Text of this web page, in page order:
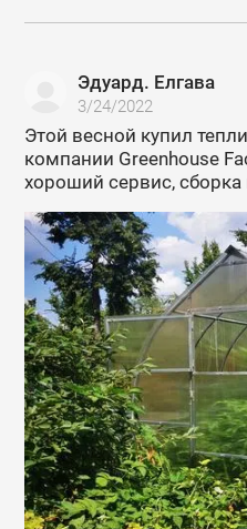
Эдуард. Елгава
3/24/2022
Этой весной купил
компании Greenhouse
хороший сервис,